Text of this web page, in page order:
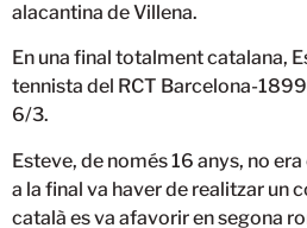
alacantina de Villena.
En una final totalment catalana,
tennista del RCT Barcelona-
6/3.
Esteve, de només 16 anys, no
a la final va haver de realitzar un
català es va afavorir en segona